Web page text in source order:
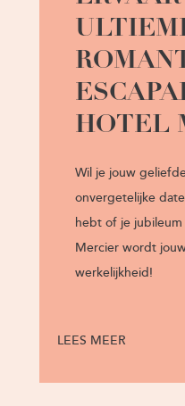
HOTEL
Wil je jouw
onvergetelijke
hebt of je
Mercier wordt
werkelijkheid!
LEES MEER